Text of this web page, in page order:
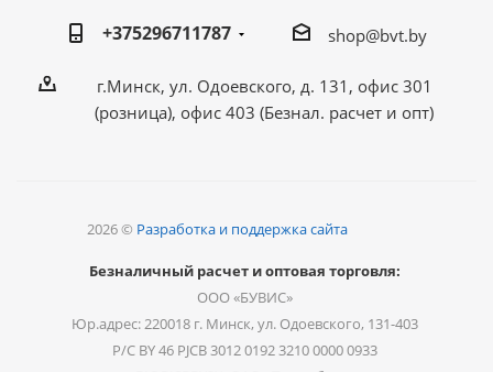
+375296711787
shop@bvt.by
г.Минск, ул. Одоевского, д. 131, офис 301
(розница), офис 403 (Безнал. расчет и опт)
2026 © Разработка и поддержка сайта
Безналичный расчет и оптовая торговля:
ООО «БУВИС»
Юр.адрес: 220018 г. Минск, ул. Одоевского, 131-403
Р/С BY 46 PJCB 3012 0192 3210 0000 0933